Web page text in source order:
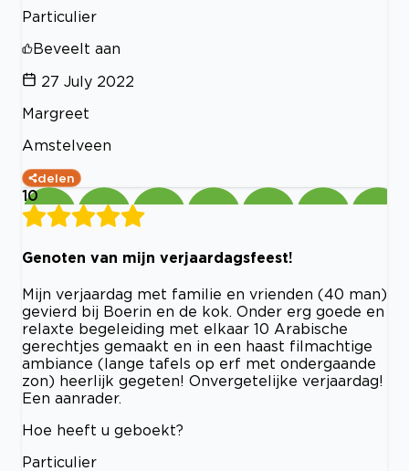
Particulier
Beveelt aan
27 July 2022
Margreet
Amstelveen
delen
10
Genoten van mijn verjaardagsfeest!
Mijn verjaardag met familie en vrienden (40 man)
gevierd bij Boerin en de kok. Onder erg goede en
relaxte begeleiding met elkaar 10 Arabische
gerechtjes gemaakt en in een haast filmachtige
ambiance (lange tafels op erf met ondergaande
zon) heerlijk gegeten! Onvergetelijke verjaardag!
Een aanrader.
Hoe heeft u geboekt?
Particulier